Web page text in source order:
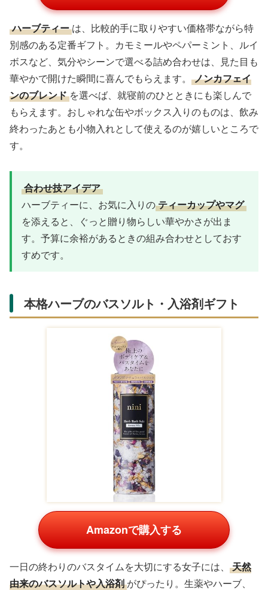
ハーブティー は、比較的手に取りやすい価格帯ながら特
別感のある定番ギフト。カモミールやペパーミント、ルイ
ボスなど、気分やシーンで選べる詰め合わせは、見た目も
華やかで開けた瞬間に喜んでもらえます。
ノンカフェイ
ンのブレンド を選べば、就寝前のひとときにも楽しんで
もらえます。おしゃれな缶やボックス入りのものは、飲み
終わったあとも小物入れとして使えるのが嬉しいところで
す。
合わせ技アイデア
ハーブティーに、お気に入りのティーカップやマグ
を添えると、ぐっと贈り物らしい華やかさが出ま
す。予算に余裕があるときの組み合わせとしておす
すめです。
本格ハーブのバスソルト・入浴剤ギフト
Amazonで購入する
一日の終わりのバスタイムを大切にする女子には、
天然
由来のバスソルトや入浴剤 がぴったり。生薬やハーブ、